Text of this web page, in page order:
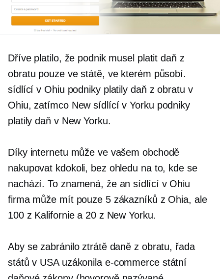
Dříve platilo, že podnik musel platit daň z
obratu pouze ve státě, ve kterém působí.
sídlící v Ohiu podniky platily daň z obratu v
Ohiu, zatímco Newsídlící v Yorku podniky
platily daň v New Yorku.
Díky internetu může ve vašem obchodě
nakupovat kdokoli, bez ohledu na to, kde se
nachází. To znamená, že ansídlící v Ohiu
firma může mít pouze 5 zákazníků z Ohia, ale
100 z Kalifornie a 20 z New Yorku.
Aby se zabránilo ztrátě daně z obratu, řada
států v USA uzákonila e-commercestátní